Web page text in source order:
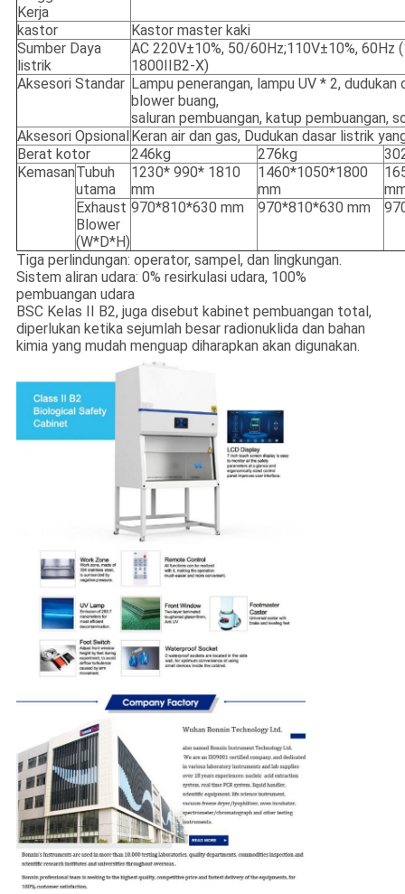
Kerja
kastor
Kastor master kaki
Sumber Daya
listrik
AC 220V±10%, 50/60Hz;110V±10%,
1800IIB2-X)
Aksesori Standar Lampu penerangan, lampu UV * 2,
blower buang,
saluran pembuangan, katup pembuangan,
Aksesori Opsional Keran air dan gas, Dudukan dasar listrik
Berat kotor
246kg 276kg
KemasanTubuh
utama
1230* 990* 1810
mm
1460*1050*1800
mm
Exhaust
Blower
(W*D*H)
970*810*630 mm 970*810*630 mm
Tiga perlindungan: operator, sampel, dan lingkungan.
Sistem aliran udara: 0% resirkulasi udara, 100%
pembuangan udara
BSC Kelas II B2, juga disebut kabinet pembuangan total,
diperlukan ketika sejumlah besar radionuklida dan bahan
kimia yang mudah menguap diharapkan akan digunakan.